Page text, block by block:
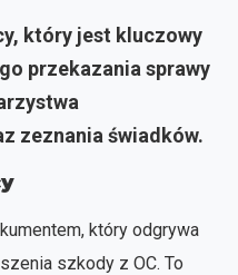
który jest kluczowy
przekazania sprawy
zeznania świadków.
który odgrywa
szkody z OC. To